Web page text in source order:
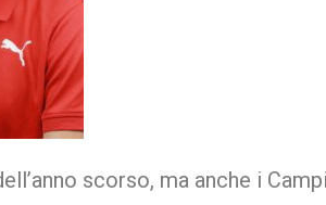
scorso, ma anche i